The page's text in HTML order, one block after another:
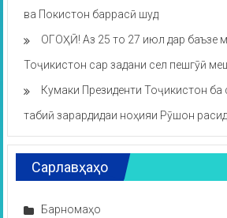
ва Покистон баррасӣ шуд
ОГОҲӢ! Аз 25 то 27 июл дар баъзе
Тоҷикистон сар задани сел пешгӯӣ
Кумаки Президенти Тоҷикистон
табиӣ зарардидаи ноҳияи Рӯшон расид
Сарлавҳаҳо
Барномаҳо